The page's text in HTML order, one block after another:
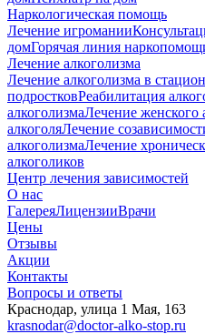
Наркологическая помощь
Лечение игромании
домГорячая линия
Лечение алкоголизма
Лечение алкоголизма в
подростковРеабилитация
алкоголизмаЛечение женского
алкоголяЛечение
алкоголизмаЛечение
алкоголиков
Центр лечения зависимостей
О нас
ГалереяЛицензииВрачи
Цены
Отзывы
Акции
Контакты
Вопросы и ответы
Краснодар, улица 1 Мая, 163
krasnodar@doctor-alko-stop.ru